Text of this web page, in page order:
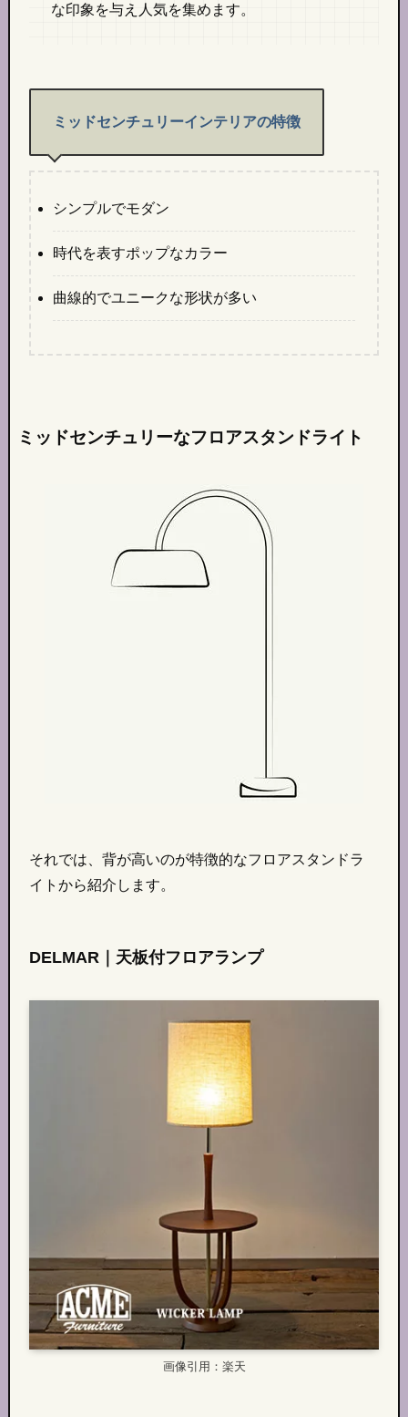
な印象を与え人気を集めます。
ミッドセンチュリーインテリアの特徴
シンプルでモダン
時代を表すポップなカラー
曲線的でユニークな形状が多い
ミッドセンチュリーなフロアスタンドライト
それでは、背が高いのが特徴的なフロアスタンドラ
イトから紹介します。
DELMAR｜天板付フロアランプ
画像引用：楽天